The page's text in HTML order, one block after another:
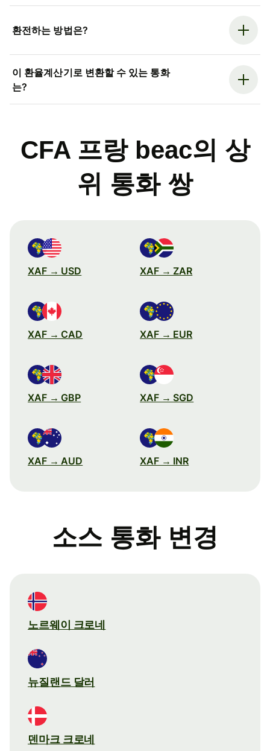
환전하는 방법은?
이 환율계산기로 변환할 수 있는 통화
는?
CFA 프랑 beac의 상
위 통화 쌍
XAF → USD XAF → ZAR
XAF → CAD XAF → EUR
XAF → GBP XAF → SGD
XAF → AUD XAF → INR
소스 통화 변경
노르웨이 크로네
뉴질랜드 달러
덴마크 크로네